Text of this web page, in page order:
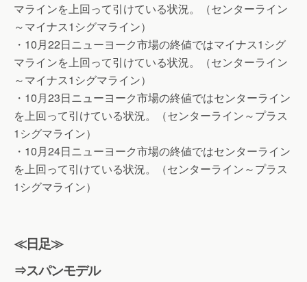
マラインを上回って引けている状況。（センターライン
～マイナス1シグマライン）
・10月22日ニューヨーク市場の終値ではマイナス1シグ
マラインを上回って引けている状況。（センターライン
～マイナス1シグマライン）
・10月23日ニューヨーク市場の終値ではセンターライン
を上回って引けている状況。（センターライン～プラス
1シグマライン）
・10月24日ニューヨーク市場の終値ではセンターライン
を上回って引けている状況。（センターライン～プラス
1シグマライン）
≪日足≫
⇒スパンモデル